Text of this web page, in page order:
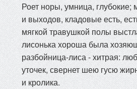
Роет норы, умница, глубокие;
и выходов, кладовые есть,
мягкой травушкой полы
лисонька хороша была
разбойница-лиса - хитрая:
уточек, свернет шею гусю
и кролика.